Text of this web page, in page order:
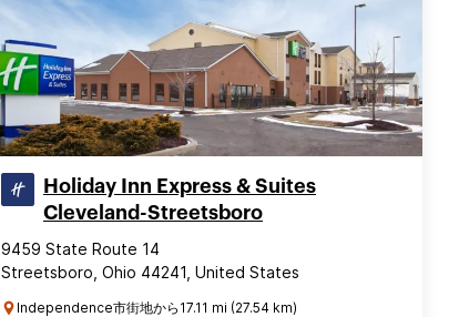
Holiday Inn Express & Suites
Cleveland-Streetsboro
9459 State Route 14
Streetsboro, Ohio 44241, United States
Independence市街地から17.11 mi (27.54 km)